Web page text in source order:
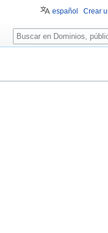
español Crear
Buscar